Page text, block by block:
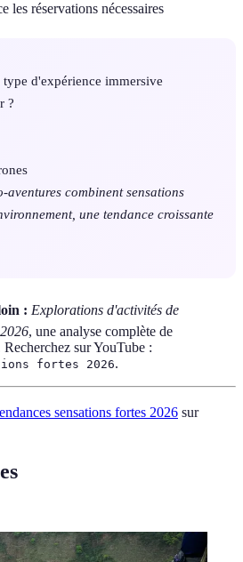
les réservations nécessaires
type d'expérience immersive
?
aventures combinent sensations
une tendance croissante
: Explorations d'activités de
, une analyse complète de
sur YouTube :
fortes 2026.
sensations fortes 2026 sur